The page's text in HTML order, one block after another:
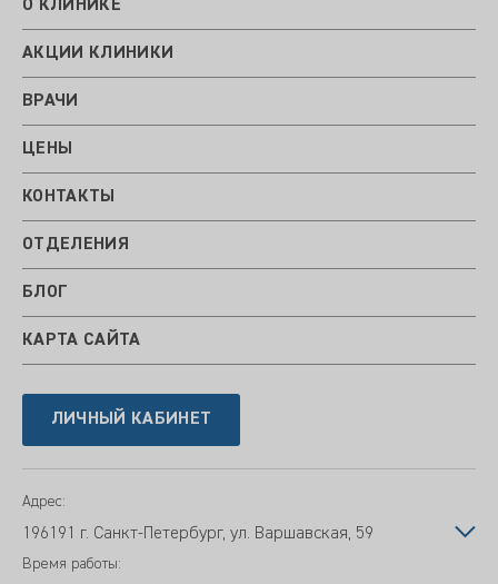
О КЛИНИКЕ
АКЦИИ КЛИНИКИ
ВРАЧИ
ЦЕНЫ
КОНТАКТЫ
ОТДЕЛЕНИЯ
БЛОГ
КАРТА САЙТА
ЛИЧНЫЙ КАБИНЕТ
Адрес:
196191 г. Санкт-Петербург, ул. Варшавская, 59
Время работы: